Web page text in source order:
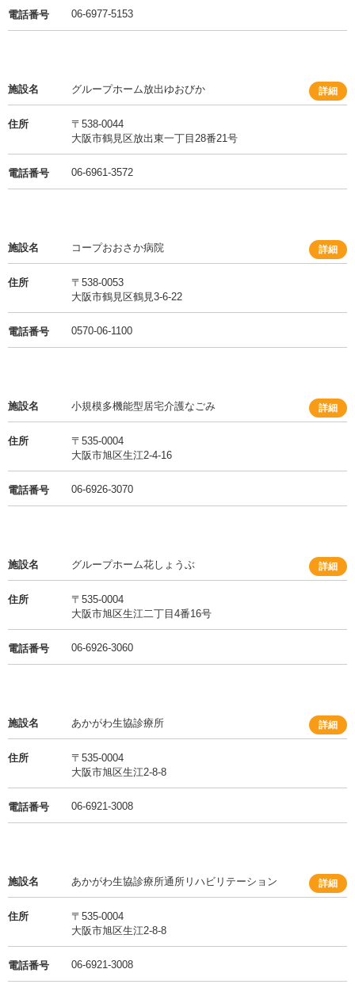
電話番号 06-6977-5153
施設名 グループホーム放出ゆおびか 詳細
住所
〒538-0044
大阪市鶴見区放出東一丁目28番21号
電話番号 06-6961-3572
施設名 コープおおさか病院 詳細
住所
〒538-0053
大阪市鶴見区鶴見3-6-22
電話番号 0570-06-1100
施設名 小規模多機能型居宅介護なごみ 詳細
住所
〒535-0004
大阪市旭区生江2-4-16
電話番号 06-6926-3070
施設名 グループホーム花しょうぶ 詳細
住所
〒535-0004
大阪市旭区生江二丁目4番16号
電話番号 06-6926-3060
施設名 あかがわ生協診療所 詳細
住所
〒535-0004
大阪市旭区生江2-8-8
電話番号 06-6921-3008
施設名 あかがわ生協診療所通所リハビリテーション 詳細
住所
〒535-0004
大阪市旭区生江2-8-8
電話番号 06-6921-3008